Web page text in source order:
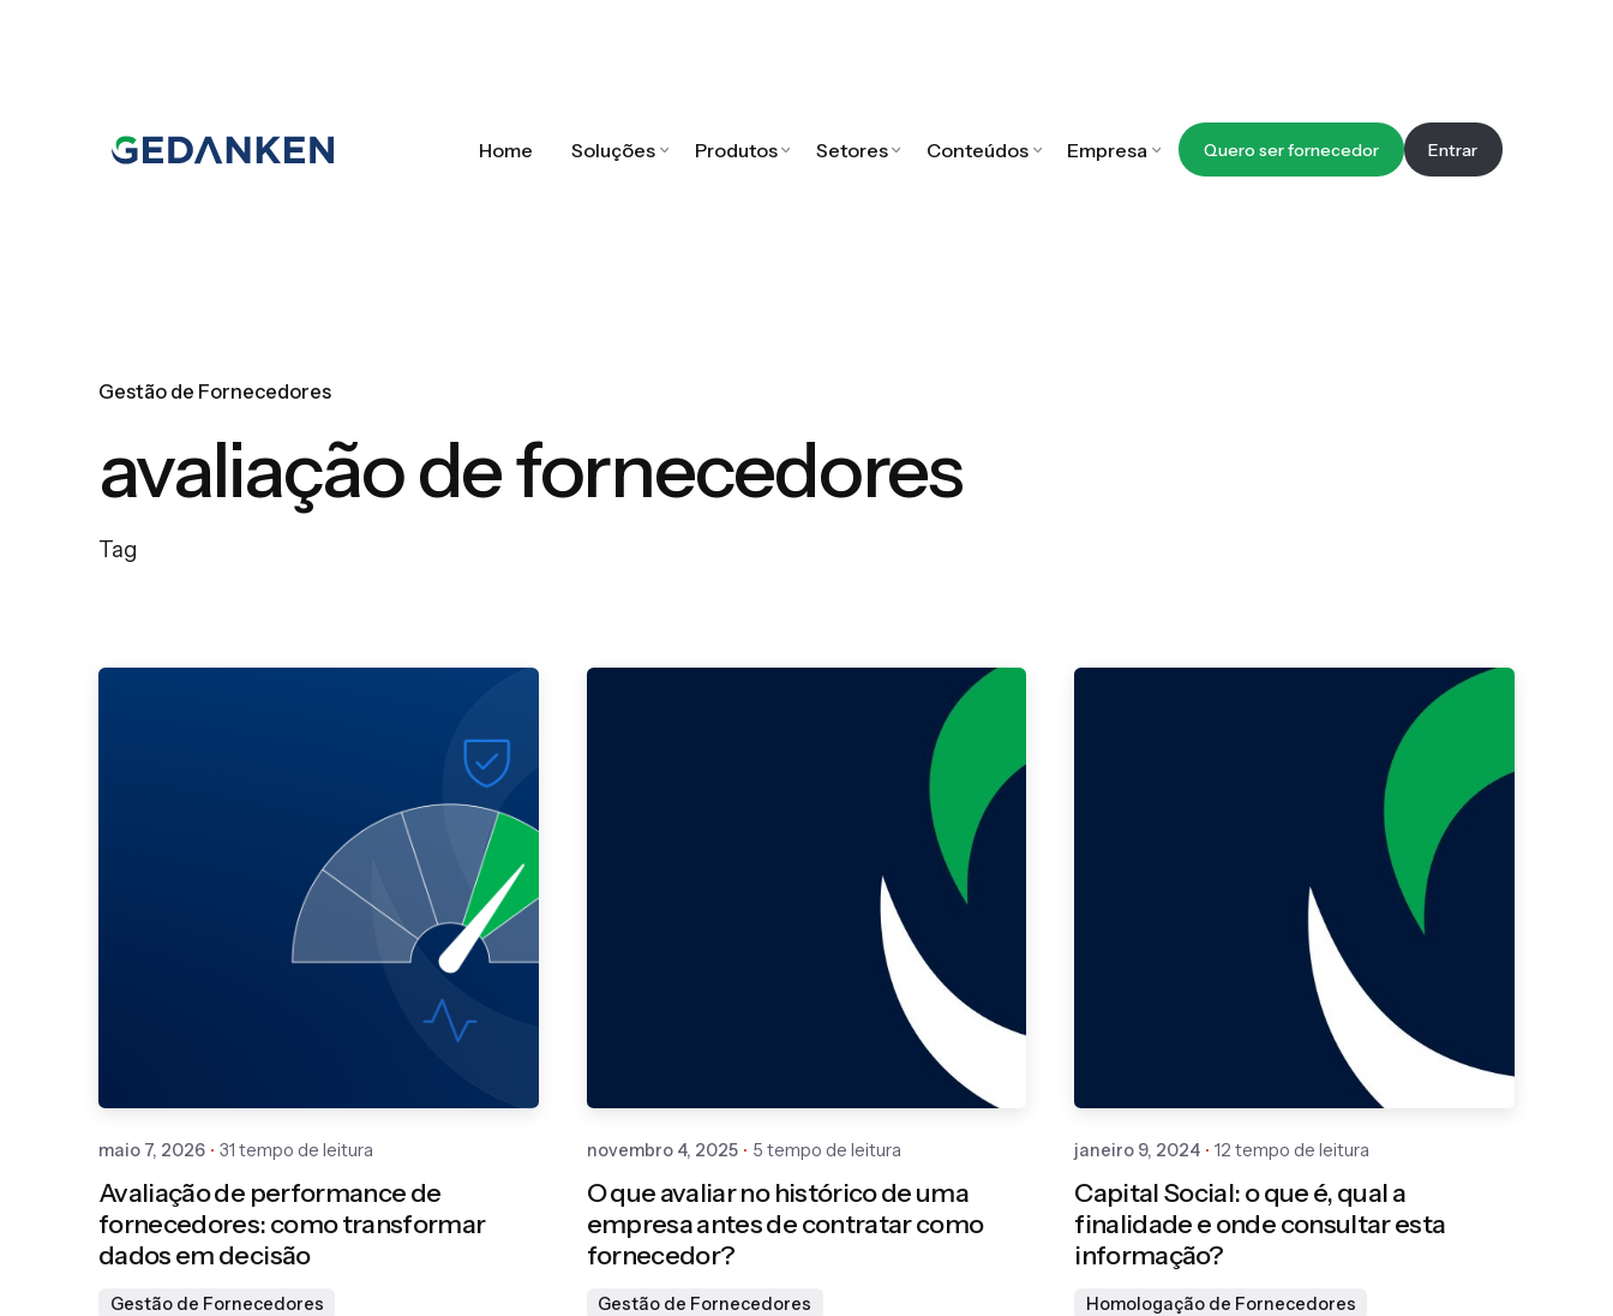
Home Soluções Produtos Setores Conteúdos Empresa Quero ser fornecedor Entrar
Gestão de Fornecedores
avaliação de fornecedores
Tag
maio 7, 2026 31 tempo de leitura
Avaliação de performance de
fornecedores: como transformar
dados em decisão
Gestão de Fornecedores
novembro 4, 2025 5 tempo de leitura
O que avaliar no histórico de uma
empresa antes de contratar como
fornecedor?
Gestão de Fornecedores
Publicado por
janeiro 9, 2024 12 tempo de leitura
Capital Social: o que é, qual a
finalidade e onde consultar esta
informação?
Homologação de Fornecedores